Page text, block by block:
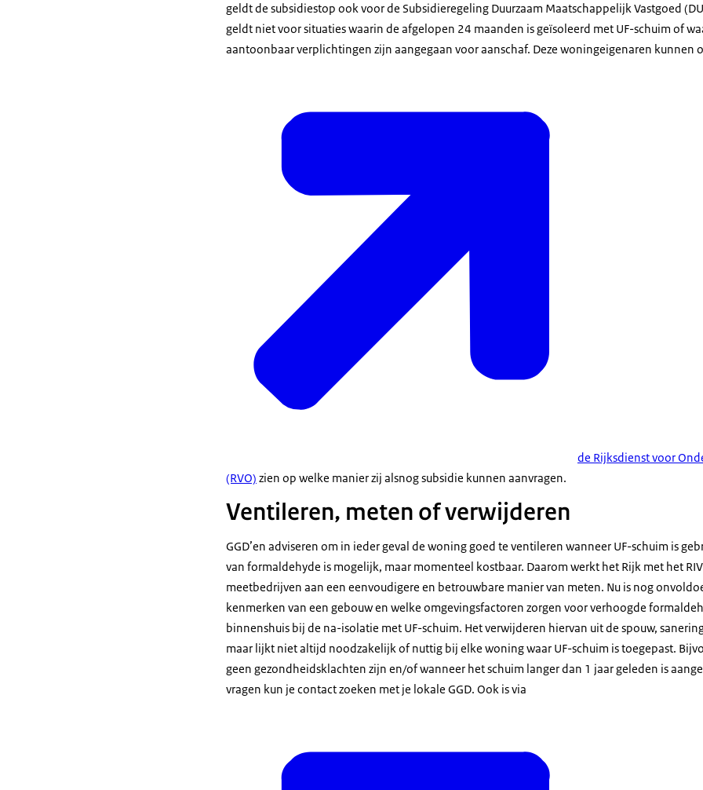
geldt de subsidiestop ook voor de Subsidieregeling Duurzaam Maatschappelijk Vastgoed
geldt niet voor situaties waarin de afgelopen 24 maanden is geïsoleerd met UF-schuim of
aantoonbaar verplichtingen zijn aangegaan voor aanschaf. Deze woningeigenaren kunnen
de Rijksdienst voor
(RVO) zien op welke manier zij alsnog subsidie kunnen aanvragen.
Ventileren, meten of verwijderen
GGD’en adviseren om in ieder geval de woning goed te ventileren wanneer UF-schuim is
van formaldehyde is mogelijk, maar momenteel kostbaar. Daarom werkt het Rijk met het
meetbedrijven aan een eenvoudigere en betrouwbare manier van meten. Nu is nog
kenmerken van een gebouw en welke omgevingsfactoren zorgen voor verhoogde
binnenshuis bij de na-isolatie met UF-schuim. Het verwijderen hiervan uit de spouw,
maar lijkt niet altijd noodzakelijk of nuttig bij elke woning waar UF-schuim is toegepast.
geen gezondheidsklachten zijn en/of wanneer het schuim langer dan 1 jaar geleden is
vragen kun je contact zoeken met je lokale GGD. Ook is via